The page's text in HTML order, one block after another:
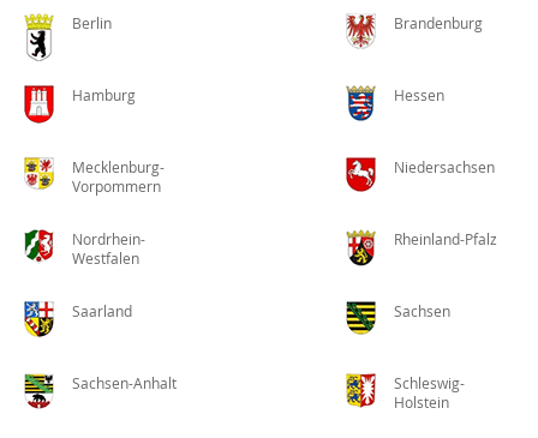
Berlin Brandenburg
Hamburg Hessen
Mecklenburg-
Vorpommern
Niedersachsen
Nordrhein-
Westfalen
Rheinland-Pfalz
Saarland Sachsen
Sachsen-Anhalt
Schleswig-
Holstein